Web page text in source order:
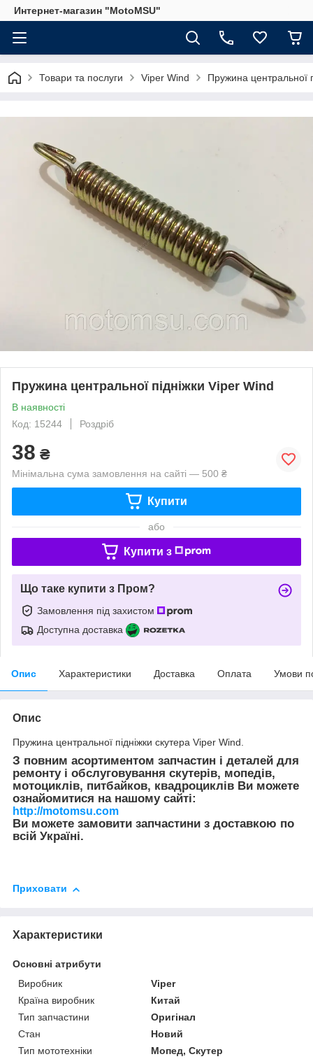
Интернет-магазин "MotoMSU"
Товари та послуги Viper Wind Пружина центральної
Пружина центральної підніжки Viper Wind
В наявності
Код: 15244
Роздріб
38 ₴
Мінімальна сума замовлення на сайті — 500 ₴
Купити
або
Купити з
Що таке купити з Пром?
Замовлення під захистом
Доступна доставка
Опис Характеристики Доставка Оплата Умови
Опис
Пружина центральної підніжки скутера Viper Wind.
З повним асортиментом запчастин і деталей для
ремонту і обслуговування скутерів, мопедів,
мотоциклів, питбайков, квадроциклів Ви можете
ознайомитися на нашому сайті:
http://motomsu.com
Ви можете замовити запчастини з доставкою по
всій Україні.
Приховати
Характеристики
Основні атрибути
Виробник
Viper
Країна виробник
Китай
Тип запчастини
Оригінал
Стан
Новий
Тип мототехніки
Мопед, Скутер